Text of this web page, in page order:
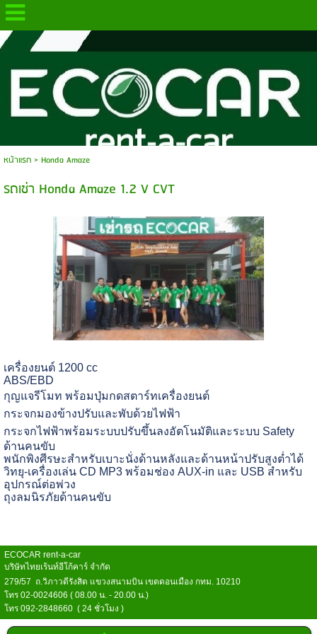
.
หน้าแรก> Honda Amaze
รถเช่า Honda Amaze 1.2 V CVT
เครื่องยนต์ 1200 cc
ABS/EBD
กุญแจรีโมท พร้อมปุ่มกดสตาร์ทเครื่องยนต์
กระจกมองข้างปรับและพับด้วยไฟฟ้า
กระจกไฟฟ้าพร้อมระบบปรับขึ้นลงอัตโนมัติและระบบ Safety
ด้านคนขับ
พนักพิงศีรษะสำหรับเบาะนั่งด้านหลังและด้านหน้าปรับสูงต่ำได้
วิทยุ-เครื่องเล่น CD MP3 พร้อมช่อง AUX-in และ USB สำหรับ
อุปกรณ์ต่อพ่วง
ถุงลมนิรภัยด้านคนขับ
ECOCAR rent-a-car
บริษัทไทยเร้นท์อีโก้คาร์ จำกัด
279/57 ถ.วิภาวดีรังสิต แขวงสนามบิน เขตดอนเมือง กทม. 10210
โทร 02-0024606 ( 08.00 น. - 20.00 น.)
โทร 092-2848660 ( 24 ชั่วโมง )